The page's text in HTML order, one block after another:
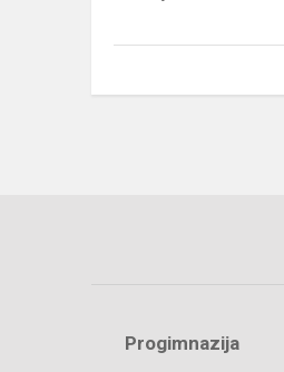
Progimnazija